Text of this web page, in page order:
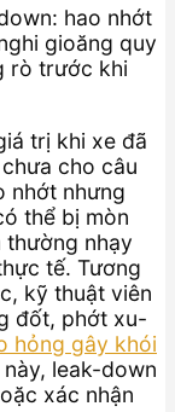
hao nhớt
gioăng quy
rò trước khi
trị khi xe đã
cho câu
nhớt nhưng
thể bị mòn
thường nhạy
tế. Tương
kỹ thuật viên
đốt, phớt xu-
hỏng gây khói
leak-down
xác nhận